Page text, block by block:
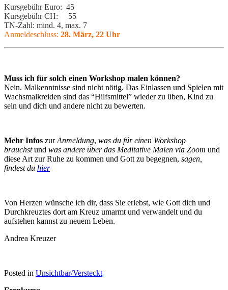
Kursgebühr Euro: 45
Kursgebühr CH: 55
TN-Zahl: mind. 4, max. 7
Anmeldeschluss: 28. März, 22 Uhr
Muss ich für solch einen Workshop malen können?
Nein. Malkenntnisse sind nicht nötig. Das Einlassen und Spielen mit
Wachsmalkreiden sind das “Hilfsmittel” wieder zu üben, Kind zu
sein und dich und andere nicht zu bewerten.
Mehr Infos zurAnmeldung, was du für einen Workshop
brauchstund was andere über das Meditative Malen via Zoom und
diese Art zur Ruhe zu kommen und Gott zu begegnen, sagen,
findest du hier
Von Herzen wünsche ich dir, dass Sie erlebst, wie Gott dich und
Durchkreuztes dort am Kreuz umarmt und verwandelt und du
aufstehen kannst zu neuem Leben.
Andrea Kreuzer
Posted in Unsichtbar/Versteckt